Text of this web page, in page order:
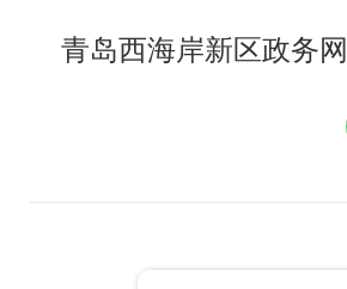
青岛西海岸新区政务网